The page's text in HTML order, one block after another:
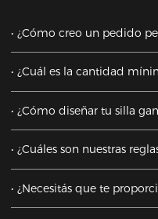
¿Cómo creo un pedido
¿Cuál es la cantidad
¿Cómo diseñar tu silla
¿Cuáles son nuestras
¿Necesitás que te